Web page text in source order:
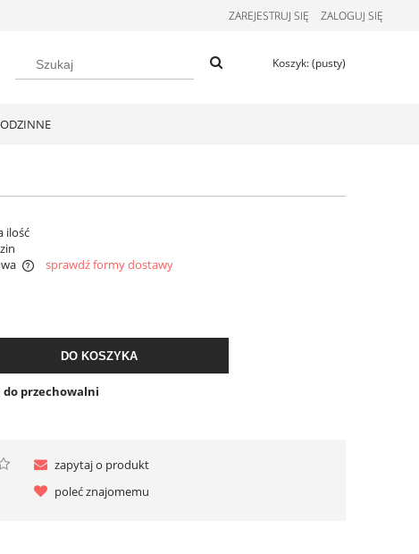
ZAREJESTRUJ SIĘ ZALOGUJ SIĘ
Koszyk:(pusty)
ilość
sprawdź formy dostawy
DO KOSZYKA
do przechowalni
zapytaj o produkt
poleć znajomemu